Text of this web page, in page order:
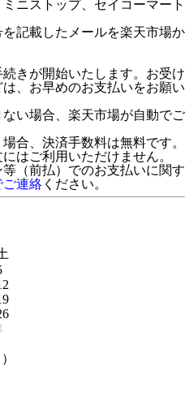
ニストップ、セイコーマート
記載したメールを楽天市場か
きが開始いたします。お受け
、お早めのお支払いをお願い
い場合、楽天市場が自動でご
合、決済手数料は無料です。
はご利用いただけません。
（前払）でのお支払いに関す
ご連絡 ください。